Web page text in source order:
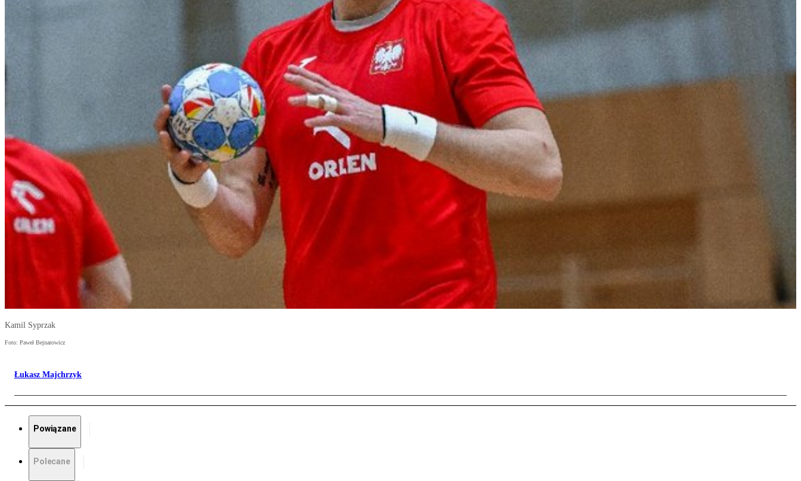
Kamil Syprzak
Foto: Paweł Bejnarowicz
Łukasz Majchrzyk
Powiązane
Polecane